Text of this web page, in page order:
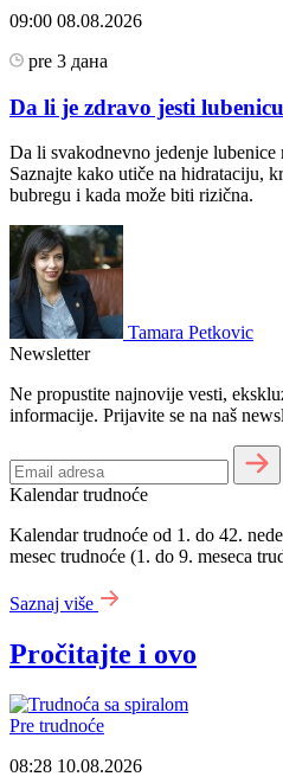
09:00 08.08.2026
pre 3 дана
Da li je zdravo jesti
Da li svakodnevno jedenje lubenice
Saznajte kako utiče na hidrataciju,
bubregu i kada može biti rizična.
Tamara Petkovic
Newsletter
Ne propustite najnovije vesti,
informacije. Prijavite se na naš
Kalendar trudnoće
Kalendar trudnoće od 1. do 42.
mesec trudnoće (1. do 9. meseca
Saznaj više
Pročitajte i ovo
Pre trudnoće
08:28 10.08.2026